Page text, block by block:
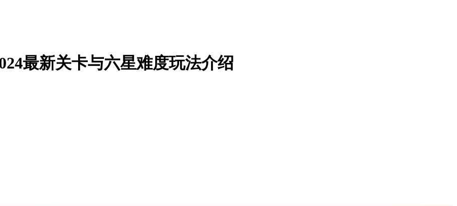
最新关卡与六星难度玩法介绍